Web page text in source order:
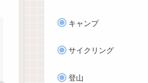
キャンプ
サイクリング
登山